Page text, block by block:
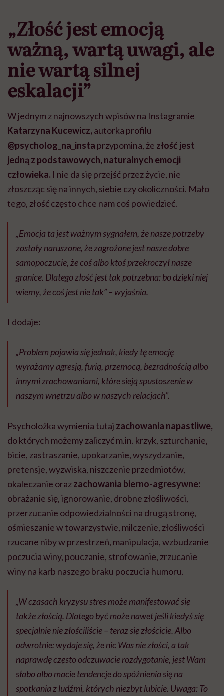
„Złość jest emocją
ważną, wartą uwagi, ale
nie wartą silnej
eskalacji”
W jednym z najnowszych wpisów na Instagramie
Katarzyna Kucewicz, autorka profilu
@psycholog_na_insta przypomina, że złość jest
jedną z podstawowych, naturalnych emocji
człowieka. I nie da się przejść przez życie, nie
złoszcząc się na innych, siebie czy okoliczności. Mało
tego, złość często chce nam coś powiedzieć.
„Emocja ta jest ważnym sygnałem, że nasze potrzeby
zostały naruszone, że zagrożone jest nasze dobre
samopoczucie, że coś albo ktoś przekroczył nasze
granice. Dlatego złość jest tak potrzebna: bo dzięki niej
wiemy, że coś jest nie tak” – wyjaśnia.
I dodaje:
„Problem pojawia się jednak, kiedy tę emocję
wyrażamy agresją, furią, przemocą, bezradnością albo
innymi zrachowaniami, które sieją spustoszenie w
naszym wnętrzu albo w naszych relacjach”.
Psycholożka wymienia tutaj zachowania napastliwe,
do których możemy zaliczyć m.in. krzyk, szturchanie,
bicie, zastraszanie, upokarzanie, wyszydzanie,
pretensje, wyzwiska, niszczenie przedmiotów,
okaleczanie orazzachowania bierno-agresywne:
obrażanie się, ignorowanie, drobne złośliwości,
przerzucanie odpowiedzialności na drugą stronę,
ośmieszanie w towarzystwie, milczenie, złośliwości
rzucane niby w przestrzeń, manipulacja, wzbudzanie
poczucia winy, pouczanie, strofowanie, zrzucanie
winy na karb naszego braku poczucia humoru.
„W czasach kryzysu stres może manifestować się
także złością. Dlatego być może nawet jeśli kiedyś się
specjalnie nie złościliście – teraz się złościcie. Albo
odwrotnie: wydaje się, że nic Was nie złości, a tak
naprawdę często odczuwacie rozdygotanie, jest Wam
słabo albo macie tendencje do spóźnienia się na
spotkania z ludźmi, których niezbyt lubicie. Uwaga: To